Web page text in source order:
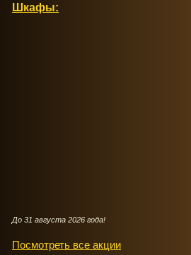
Шкафы:
До 31 августа 2026 года!
Посмотреть все акции